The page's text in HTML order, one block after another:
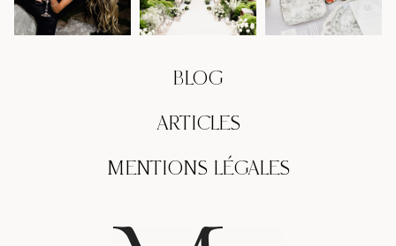
BLOG
ARTICLES
MENTIONS LÉGALES